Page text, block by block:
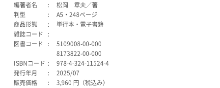
編著者名
松岡 章夫／著
判型
A5・248ページ
商品形態
単行本・電子書籍
雑誌コード
図書コード
5109008-00-000
8173822-00-000
ISBNコード
978-4-324-11524-4
発行年月
2025/07
販売価格
3,960 円（税込み）